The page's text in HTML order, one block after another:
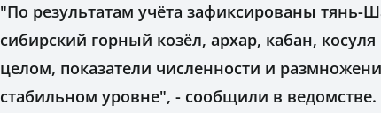
"По результатам учёта зафиксированы тянь-
сибирский горный козёл, архар, кабан,
целом, показатели численности и
стабильном уровне", - сообщили в ведомстве.